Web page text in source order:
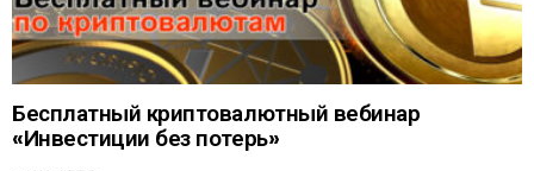
Бесплатный криптовалютный вебинар
«Инвестиции без потерь»